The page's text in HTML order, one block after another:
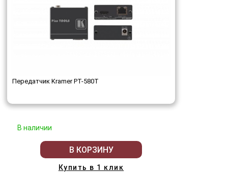
Передатчик Kramer PT-580T
В наличии
В КОРЗИНУ
Купить в 1 клик